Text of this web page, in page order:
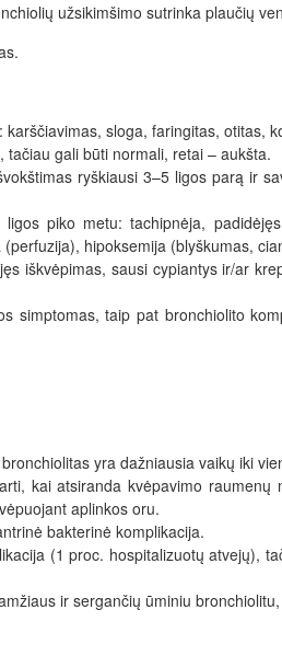
užsikimšimo sutrinka plaučių
sloga, faringitas, otitas,
gali būti normali, retai – aukšta.
ryškiausi 3–5 ligos parą ir
ligos piko metu: tachipnėja,
hipoksemija (blyškumas,
iškvėpimas, sausi cypiantys ir/ar
simptomas, taip pat bronchiolito
yra dažniausia vaikų iki
kai atsiranda kvėpavimo
aplinkos oru.
bakterinė komplikacija.
(1 proc. hospitalizuotų atvejų),
ir sergančių ūminiu